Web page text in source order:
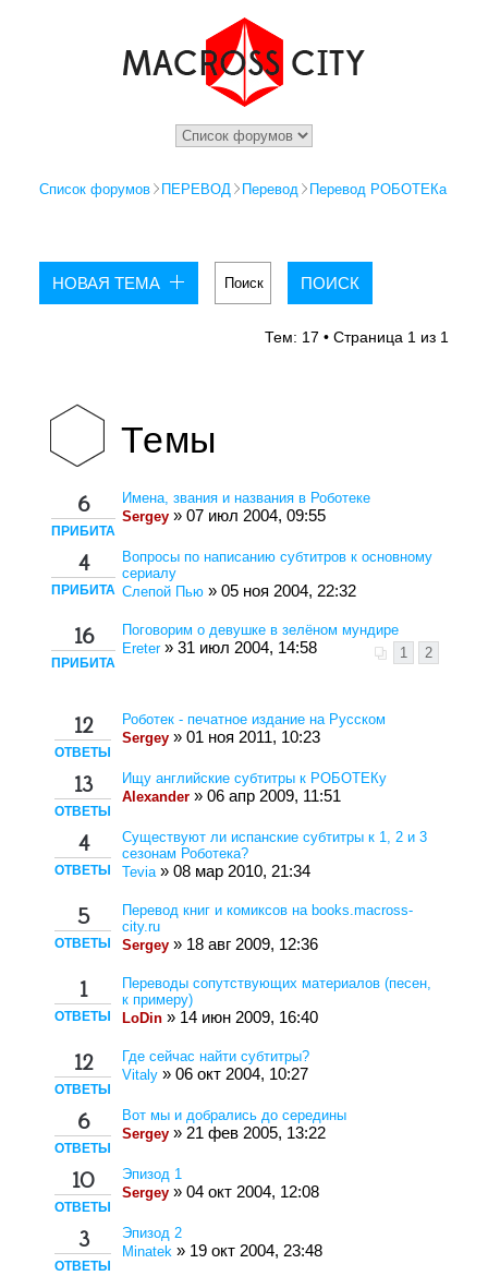
Список форумов ПЕРЕВОД Перевод Перевод РОБОТЕКа
НОВАЯ ТЕМА
Тем: 17 • Страница 1из 1
Темы
6
ПРИБИТА
Имена, звания и названия в Роботеке
Sergey » 07 июл 2004, 09:55
4
ПРИБИТА
Вопросы по написанию субтитров к основному
сериалу
Слепой Пью » 05 ноя 2004, 22:32
16
ПРИБИТА
Поговорим о девушке в зелёном мундире
1
2
Ereter» 31 июл 2004, 14:58
12
ОТВЕТЫ
Роботек - печатное издание на Русском
Sergey » 01 ноя 2011, 10:23
13
ОТВЕТЫ
Ищу английские субтитры к РОБОТЕКу
Alexander » 06 апр 2009, 11:51
4
ОТВЕТЫ
Существуют ли испанские субтитры к 1, 2 и 3
сезонам Роботека?
Tevia » 08 мар 2010, 21:34
5
ОТВЕТЫ
Перевод книг и комиксов на books.macross-
city.ru
Sergey » 18 авг 2009, 12:36
1
ОТВЕТЫ
Переводы сопутствующих материалов (песен,
к примеру)
LoDin » 14 июн 2009, 16:40
12
ОТВЕТЫ
Где сейчас найти субтитры?
Vitaly » 06 окт 2004, 10:27
6
ОТВЕТЫ
Вот мы и добрались до середины
Sergey » 21 фев 2005, 13:22
10
ОТВЕТЫ
Эпизод 1
Sergey » 04 окт 2004, 12:08
3
ОТВЕТЫ
Эпизод 2
Minatek » 19 окт 2004, 23:48